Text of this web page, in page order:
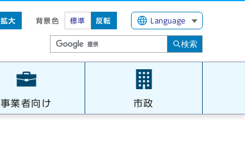
拡大 背景色 標準 反転 Language
検索
事業者向け 市政